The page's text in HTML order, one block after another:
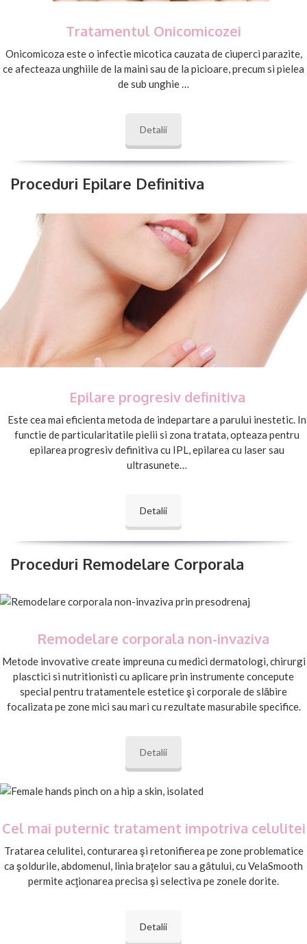
Tratamentul Onicomicozei
Onicomicoza este o infectie micotica cauzata de ciuperci parazite,
ce afecteaza unghiile de la maini sau de la picioare, precum si pielea
de sub unghie …
Detalii
Proceduri Epilare Definitiva
Epilare progresiv definitiva
Este cea mai eficienta metoda de indepartare a parului inestetic. In
functie de particularitatile pielii si zona tratata, opteaza pentru
epilarea progresiv definitiva cu IPL, epilarea cu laser sau
ultrasunete…
Detalii
Proceduri Remodelare Corporala
Remodelare corporala non-invaziva
Metode invovative create impreuna cu medici dermatologi, chirurgi
plasctici si nutritionisti cu aplicare prin instrumente concepute
special pentru tratamentele estetice şi corporale de slăbire
focalizata pe zone mici sau mari cu rezultate masurabile specifice.
Detalii
Cel mai puternic tratament impotriva celulitei
Tratarea celulitei, conturarea şi retonifierea pe zone problematice
ca şoldurile, abdomenul, linia braţelor sau a gâtului, cu VelaSmooth
permite acţionarea precisa şi selectiva pe zonele dorite.
Detalii